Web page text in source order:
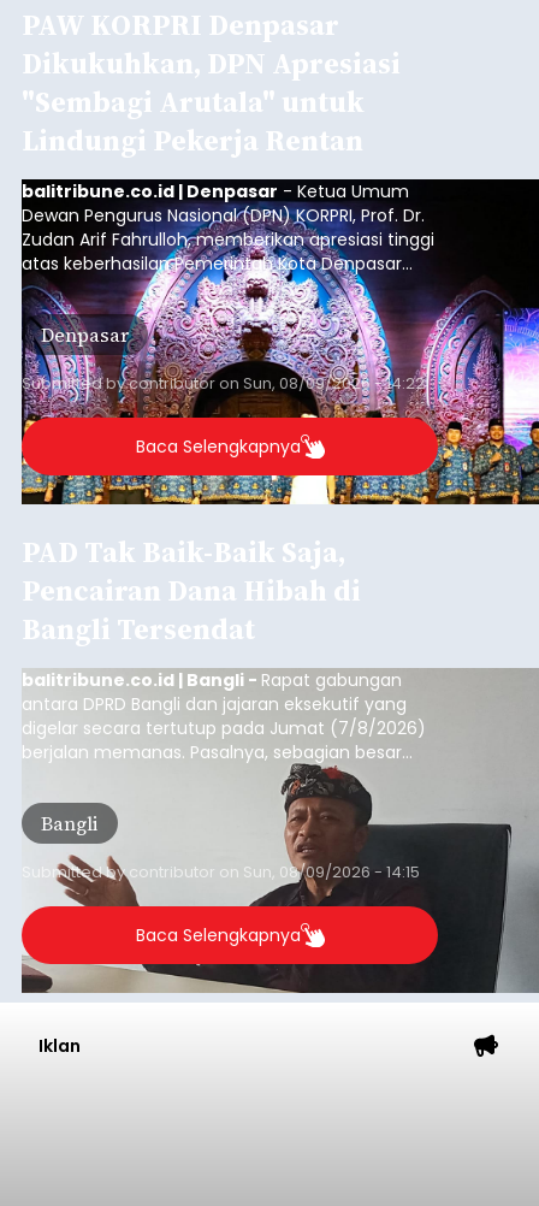
PAW KORPRI Denpasar
Dikukuhkan, DPN Apresiasi
"Sembagi Arutala" untuk
Lindungi Pekerja Rentan
balitribune.co.id | Denpasar - Ketua Umum
Dewan Pengurus Nasional (DPN) KORPRI, Prof. Dr.
Zudan Arif Fahrulloh, memberikan apresiasi tinggi
atas keberhasilan Pemerintah Kota Denpasar
dan KORPRI Kota Denpasar dalam
mengimplementasikan program gotong royong
kepedulian sosial bertajuk "Sembagi Arutala".
Denpasar
Submitted bycontributoron Sun, 08/09/2026 - 14:22
Baca Selengkapnya
PAD Tak Baik-Baik Saja,
Pencairan Dana Hibah di
Bangli Tersendat
balitribune.co.id | Bangli - Rapat gabungan
antara DPRD Bangli dan jajaran eksekutif yang
digelar secara tertutup pada Jumat (7/8/2026)
berjalan memanas. Pasalnya, sebagian besar
dana hibah yang bersumber dari pokok-pokok
pikiran (pokok-pokok pikiran/pokir) dewan hasil
penjaringan aspirasi masyarakat saat reses tak
kunjung cair.
Bangli
Submitted bycontributor on Sun, 08/09/2026 - 14:15
Baca Selengkapnya
Iklan